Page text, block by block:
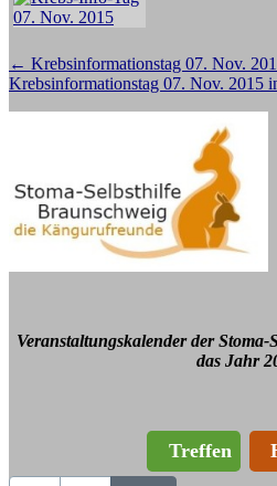
Beitragsnavigation
← Krebsinformationstag 07. Nov.
Krebsinformationstag 07. Nov. 2015
Veranstaltungskalender der
das Jahr
Treffen